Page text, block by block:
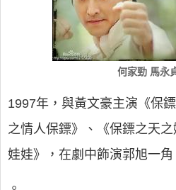
何家勁 馬永
1997年，與黃文豪主演《保
之情人保鏢》、《保鏢之天
娃娃》，在劇中飾演郭旭一角